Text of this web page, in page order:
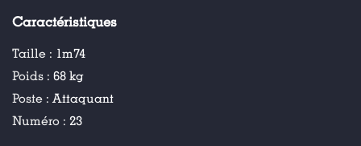
Caractéristiques
Taille : 1m74
Poids : 68 kg
Poste : Attaquant
Numéro : 23